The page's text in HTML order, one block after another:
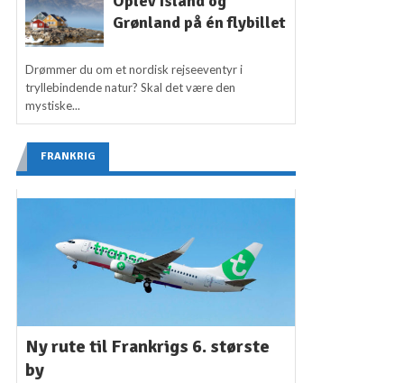
Grønland på én flybillet
Drømmer du om et nordisk rejseeventyr i
tryllebindende natur? Skal det være den
mystiske...
FRANKRIG
Ny rute til Frankrigs 6. største
by